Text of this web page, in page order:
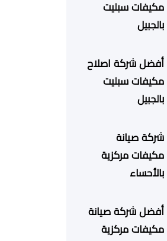
مكيفات سبليت
بالجبيل
أفضل شركة اصلاح
مكيفات سبليت
بالجبيل
شركة صيانة
مكيفات مركزية
بالأحساء
أفضل شركة صيانة
مكيفات مركزية